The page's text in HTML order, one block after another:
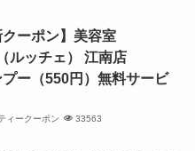
クーポン】美容室
ルッチェ） 江南店
プー（550円）無料サービ
ィークーポン 33563